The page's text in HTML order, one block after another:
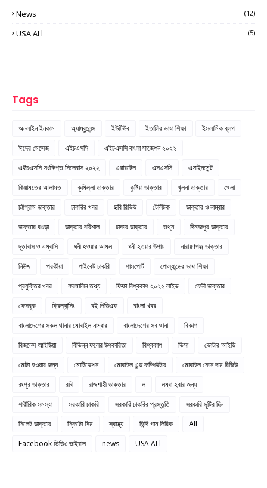
News (12)
USA ALl (5)
Tags
অনলাইন ইনকাম অ্যাম্বুলেন্স ইউটিউব ইতালির ভাষা শিক্ষা
ইসলামিক ব্লগ
ঈদের মেসেজ
এইচএসসি
এইচএসসি বাংলা সাজেশন ২০২২
এইচএসসি সংক্ষিপ্ত সিলেবাস ২০২২
এয়ারটেল এসএসসি
এসাইনমেন্ট
কিয়ামতের আলামত
কুমিল্লা ডাক্তার কুষ্টিয়া ডাক্তার খুলনা ডাক্তার
খেলা
চট্টগ্রাম ডাক্তার
চাকরির খবর ছবি রিভিউ টেলিটক
ডাক্তার ও নাম্বার
ডাক্তার বগুড়া
ডাক্তার বরিশাল ঢাকার ডাক্তার তথ্য
দিনাজপুর ডাক্তার
দূতাবাস ও এম্বাসি
ধনী হওয়ার আমল ধনী হওয়ার উপায়
নারায়ণগঞ্জ ডাক্তার
নিউজ
পরকীয়া পাইবেট চাকরি পাসপোর্ট
পোল্যান্ডের ভাষা শিক্ষা
প্রযুক্তির খবর
ফরমালিন তথ্য ফিফা বিশ্বকাপ ২০২২ লাইভ
ফেনী ডাক্তার
ফেসবুক
ফ্রিল্যান্সিং বই পিডিএফ
বাংলা খবর
বাংলাদেশের সকল থানার মোবাইল নাম্বার
বাংলাদেশের সব থানা
বিকাশ
বিজনেস আইডিয়া
বিভিন্ন ফলের উপকারিতা বিশ্বকাপ ভিসা
ভোটার আইডি
মোটা হওয়ার জন্য
মোটিভেশন মোবাইল এন্ড কম্পিউটার
মোবাইল ফোন দাম রিভিউ
রংপুর ডাক্তার
রবি রাজশাহী ডাক্তার ল
লম্বা হবার জন্য
শারীরিক সমস্যা
সরকারি চাকরি সরকারি চাকরির প্রস্তুতি
সরকারি ছুটির দিন
সিলেট ডাক্তার
স্কিটো সিম স্বাস্থ্য হিন্দি গান লিরিক
All
Facebook ভিডিও ভাইরাল
news USA ALl